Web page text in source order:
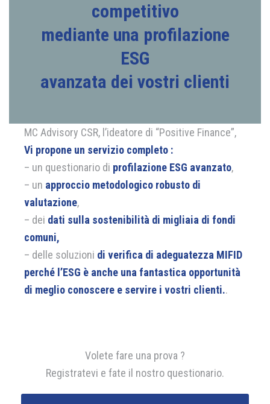
competitivo
mediante una profilazione
ESG
avanzata dei vostri clienti
MC Advisory CSR, l’ideatore di “Positive Finance”,
Vi propone un servizio completo :
– un questionario di profilazione ESG avanzato,
– un approccio metodologico robusto di
valutazione,
– dei dati sulla sostenibilità di migliaia di fondi
comuni,
– delle soluzioni di verifica di adeguatezza MIFID
perché l’ESG è anche una fantastica opportunità
di meglio conoscere e servire i vostri clienti..
Volete fare una prova ?
Registratevi e fate il nostro questionario.